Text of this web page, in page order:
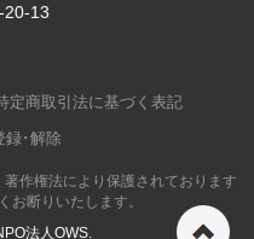
20-13
定商取引法に基づく表記
録･解除
作権法により保護されております
お断りいたします。
法人OWS.